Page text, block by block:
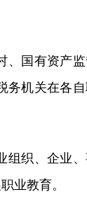
、国有资产
务机关在各
组织、企业
业教育。